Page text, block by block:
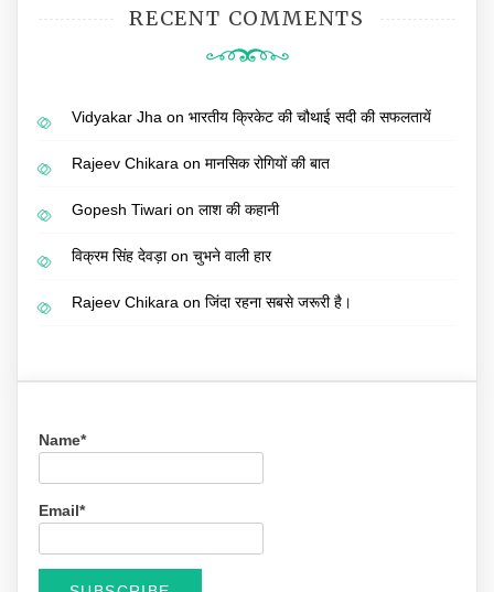
RECENT COMMENTS
Vidyakar Jha on भारतीय क्रिकेट की चौथाई सदी की सफलतायें
Rajeev Chikara on मानसिक रोगियों की बात
Gopesh Tiwari on लाश की कहानी
विक्रम सिंह देवड़ाon चुभने वाली हार
Rajeev Chikara on जिंदा रहना सबसे जरूरी है।
Name*
Email*